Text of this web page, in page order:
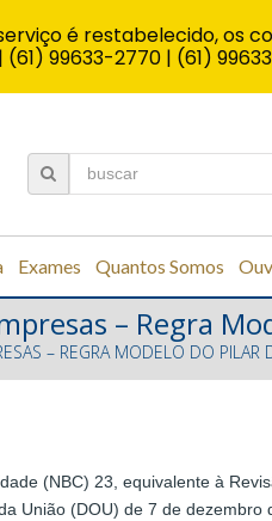
Exames Quantos Somos
– Regra
– REGRA MODELO DO PILAR
(NBC) 23, equivalente à
União (DOU) de 7 de dezembro
é restabelecido, os
(61) 99633-2770 | (61)